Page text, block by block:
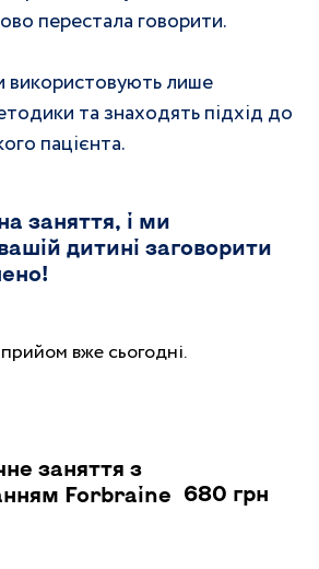
перестала говорити.
використовують лише
та знаходять підхід до
пацієнта.
заняття, і ми
дитині заговорити
вже сьогодні.
заняття з
Forbraine 680 грн